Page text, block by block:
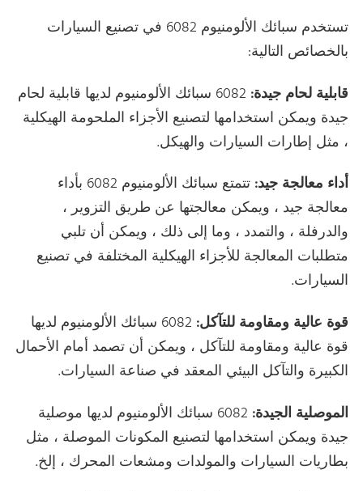
تستخدم سبائك الألومنيوم 6082 في تصنيع السيارات
بالخصائص التالية:
قابلية لحام جيدة:
6082 سبائك الألومنيوم لديها قابلية لحام
جيدة ويمكن استخدامها لتصنيع الأجزاء الملحومة الهيكلية
، مثل إطارات السيارات والهيكل.
أداء معالجة جيد:
تتمتع سبائك الألومنيوم 6082 بأداء
معالجة جيد ، ويمكن معالجتها عن طريق التزوير ،
والدرفلة ، والتمدد ، وما إلى ذلك ، ويمكن أن تلبي
متطلبات المعالجة للأجزاء الهيكلية المختلفة في تصنيع
السيارات.
قوة عالية ومقاومة للتآكل:
6082 سبائك الألومنيوم لديها
قوة عالية ومقاومة للتآكل ، ويمكن أن تصمد أمام الأحمال
الكبيرة والتآكل البيئي المعقد في صناعة السيارات.
الموصلية الجيدة:
6082 سبائك الألومنيوم لديها موصلية
جيدة ويمكن استخدامها لتصنيع المكونات الموصلة ، مثل
بطاريات السيارات والمولدات ومشعات المحرك ، إلخ.